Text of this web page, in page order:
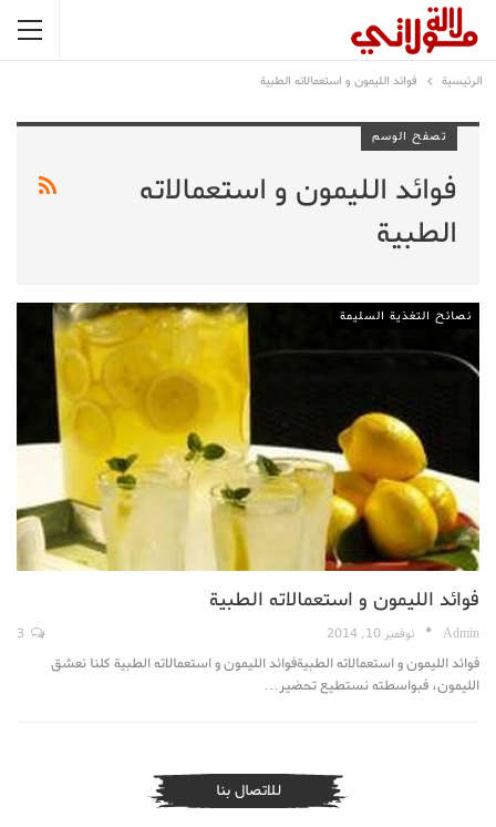
الرئيسية فوائد الليمون و استعمالاته الطبية
تصفح الوسم
فوائد الليمون و استعمالاته
الطبية
نصائح التغذية السليمة
فوائد الليمون و استعمالاته الطبية
Admin نوفمبر 10, 2014
فوائد الليمون و استعمالاته الطبيةفوائد الليمون و استعمالاته الطبية كلنا نعشق
الليمون، فبواسطته نستطيع تحضير…
للاتصال بنا